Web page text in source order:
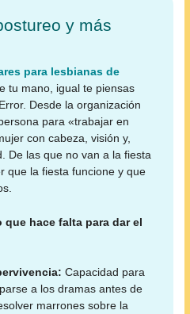
y más
para lesbianas de
tu mano, igual te piensas
Desde la organización
para «trabajar en
con cabeza, visión y,
De las que no van a la fiesta
que la fiesta funcione y que
que hace falta para dar el
Capacidad para
a los dramas antes de
marrones sobre la